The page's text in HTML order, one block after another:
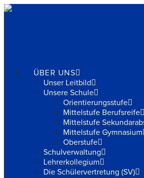
ÜBER UNS
Unser Leitbild
Unsere Schule
Orientierungsstufe
Mittelstufe Berufsreife
Mittelstufe
Mittelstufe Gymnasium
Oberstufe
Schulverwaltung
Lehrerkollegium
Die Schülervertretung (SV)